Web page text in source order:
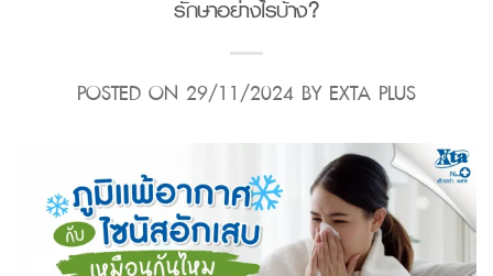
รักษาอย่างไรบ้าง?
POSTED ON 29/11/2024 BY EXTA PLUS